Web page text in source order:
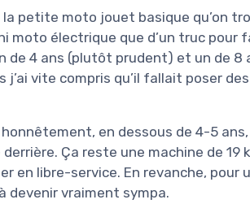
la petite moto jouet basique qu’on
moto électrique que d’un truc pour
de 4 ans (plutôt prudent) et un de 8
j’ai vite compris qu’il fallait poser
en dessous de 4-5
Ça reste une machine de 19
en libre-service. En revanche, pour
devenir vraiment sympa.